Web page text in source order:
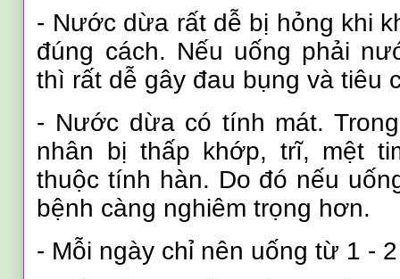
- Nước dừa rất dễ bị hỏng khi
đúng cách. Nếu uống phải
thì rất dễ gây đau bụng và tiêu
- Nước dừa có tính mát.
nhân bị thấp khớp, trĩ, mệt
thuộc tính hàn. Do đó nếu
bệnh càng nghiêm trọng hơn.
- Mỗi ngày chỉ nên uống từ 1 -